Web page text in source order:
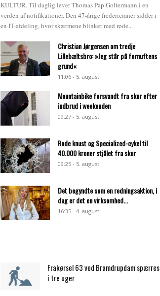
KULTUR. Til daglig lever Thomas Pap Goltermann i en
verden af notifikationer. Den 47-årige fredericianer sidder i
en IT-afdeling, hvor skærmene blinker med røde...
Christian Jørgensen om tredje
Lillebæltsbro: »Jeg står på fornuftens
grund«
11:06 - 5. august
Mountainbike forsvandt fra skur efter
indbrud i weekenden
09:27 - 5. august
Rude knust og Specialized-cykel til
40.000 kroner stjålet fra skur
09:25 - 5. august
Det begyndte som en redningsaktion, i
dag er det en virksomhed...
16:35 - 4. august
Frakørsel 63 ved Bramdrupdam spærres
i tre uger